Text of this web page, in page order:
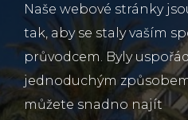
Naše webové stránky
tak, aby se staly vaším
průvodcem. Byly
jednoduchým
můžete snadno najít